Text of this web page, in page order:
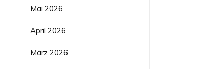
Mai 2026
April 2026
März 2026